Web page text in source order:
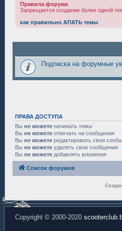
Правила форума
Запрещается создание более одной
как правильно АПАТЬ темы
Подписка на форумные
ПРАВА ДОСТУПА
Вы не можете начинать темы
Вы не можете отвечать на сообщения
Вы не можете редактировать свои
Вы не можете удалять свои сообщения
Вы не можете добавлять вложения
Список форумов
Copyright © 2000-2020